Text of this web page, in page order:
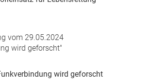
vom 29.05.2024
wird geforscht"